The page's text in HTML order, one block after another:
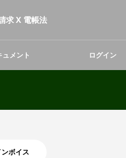
求 X 電帳法
ュメント ログイン
ボイス